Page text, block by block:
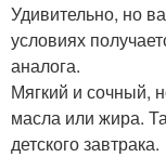
Удивительно, но
условиях
аналога.
Мягкий и сочный,
масла или жира.
детского завтрака.